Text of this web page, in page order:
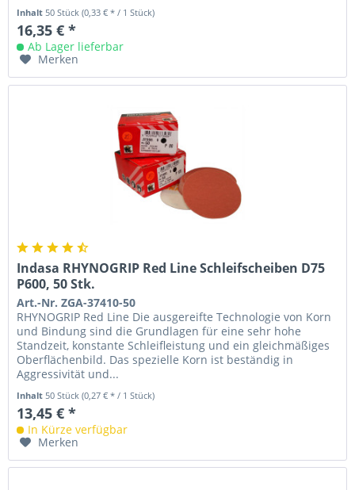
Inhalt50 Stück(0,33 € * / 1 Stück)
16,35 € *
Ab Lager lieferbar
Merken
Indasa RHYNOGRIP Red Line Schleifscheiben D75
P600, 50 Stk.
Art.-Nr. ZGA-37410-50
RHYNOGRIP Red Line Die ausgereifte Technologie von Korn
und Bindung sind die Grundlagen für eine sehr hohe
Standzeit, konstante Schleifleistung und ein gleichmäßiges
Oberflächenbild. Das spezielle Korn ist beständig in
Aggressivität und...
Inhalt 50 Stück(0,27 € * / 1 Stück)
13,45 € *
In Kürze verfügbar
Merken